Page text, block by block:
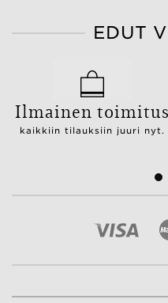
EDUT
Ilmainen toimitus
kaikkiin tilauksiin juuri nyt.